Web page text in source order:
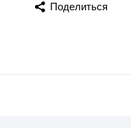
Поделиться